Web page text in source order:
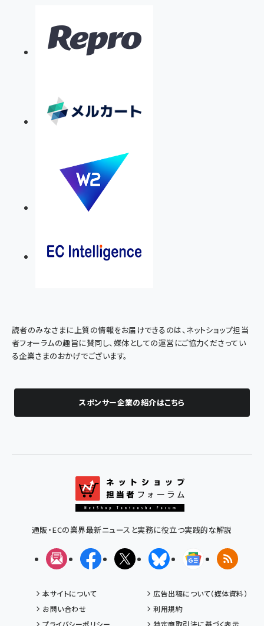
読者のみなさまに上質の情報をお届けできるのは、ネットショップ担当
者フォーラムの趣旨に賛同し、媒体としての運営にご協力くださってい
る企業さまのおかげでございます。
スポンサー企業の紹介はこちら
通販・ECの業界最新ニュースと実務に役立つ実践的な解説
メルマガFacebookX(エックス)BlueskyGoogleニュ
RSS
本サイトについて
広告出稿について（媒体資料）
お問い合わせ
利用規約
プライバシーポリシー
特定商取引法に基づく表示